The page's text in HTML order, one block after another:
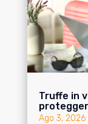
Truffe in
Ago 3, 2026|